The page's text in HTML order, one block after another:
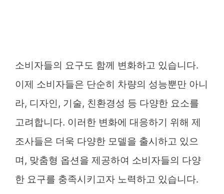
소비자들의 요구도 함께 변화하고 있습니다.
이제 소비자들은 단순히 차량의 성능뿐만 아니
라, 디자인, 기술, 친환경성 등 다양한 요소를
고려합니다. 이러한 변화에 대응하기 위해 제
조사들은 더욱 다양한 모델을 출시하고 있으
며, 맞춤형 옵션을 제공하여 소비자들의 다양
한 요구를 충족시키고자 노력하고 있습니다.